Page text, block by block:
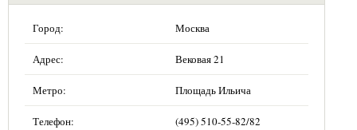
Город: Москва
Адрес: Вековая 21
Метро: Площадь Ильича
Телефон: (495) 510-55-82/82